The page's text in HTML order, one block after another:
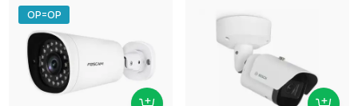
OP=OP